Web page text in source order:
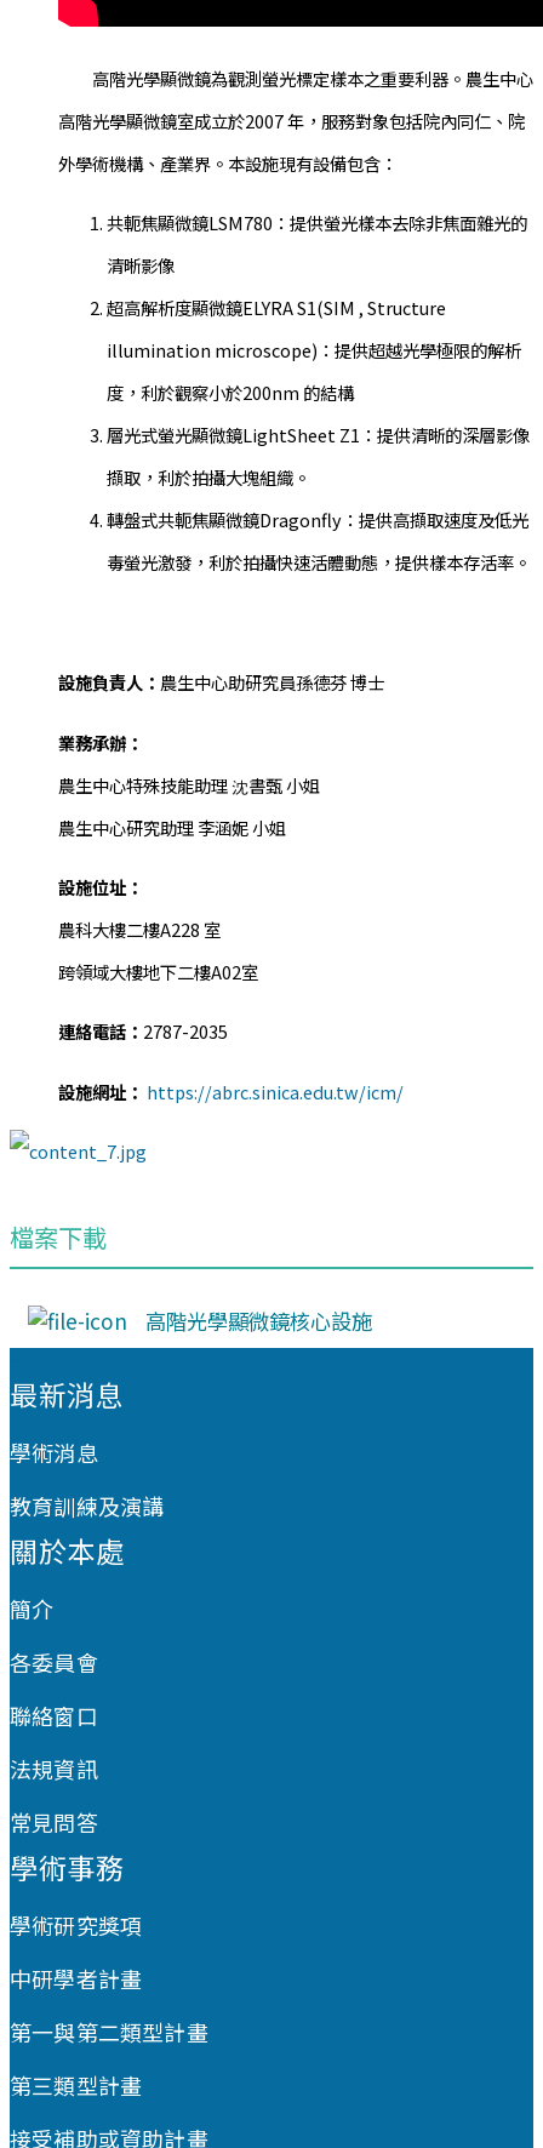
高階光學顯微鏡為觀測螢光標定樣本之重要利器。農生中心
高階光學顯微鏡室成立於2007 年，服務對象包括院內同仁、院
外學術機構、產業界。本設施現有設備包含：
共軛焦顯微鏡LSM780：提供螢光樣本去除非焦面雜光的
清晰影像
超高解析度顯微鏡ELYRA S1(SIM , Structure
illumination microscope)：提供超越光學極限的解析
度，利於觀察小於200nm 的結構
層光式螢光顯微鏡LightSheet Z1：提供清晰的深層影像
擷取，利於拍攝大塊組織。
轉盤式共軛焦顯微鏡Dragonfly：提供高擷取速度及低光
毒螢光激發，利於拍攝快速活體動態，提供樣本存活率。
設施負責人： 農生中心助研究員孫德芬 博士
業務承辦：
農生中心特殊技能助理 沈書甄 小姐
農生中心研究助理 李涵妮 小姐
設施位址：
農科大樓二樓A228 室
跨領域大樓地下二樓A02室
連絡電話： 2787-2035
設施網址： https://abrc.sinica.edu.tw/icm/
檔案下載
高階光學顯微鏡核心設施
最新消息
學術消息
教育訓練及演講
關於本處
簡介
各委員會
聯絡窗口
法規資訊
常見問答
學術事務
學術研究獎項
中研學者計畫
第一與第二類型計畫
第三類型計畫
接受補助或資助計畫